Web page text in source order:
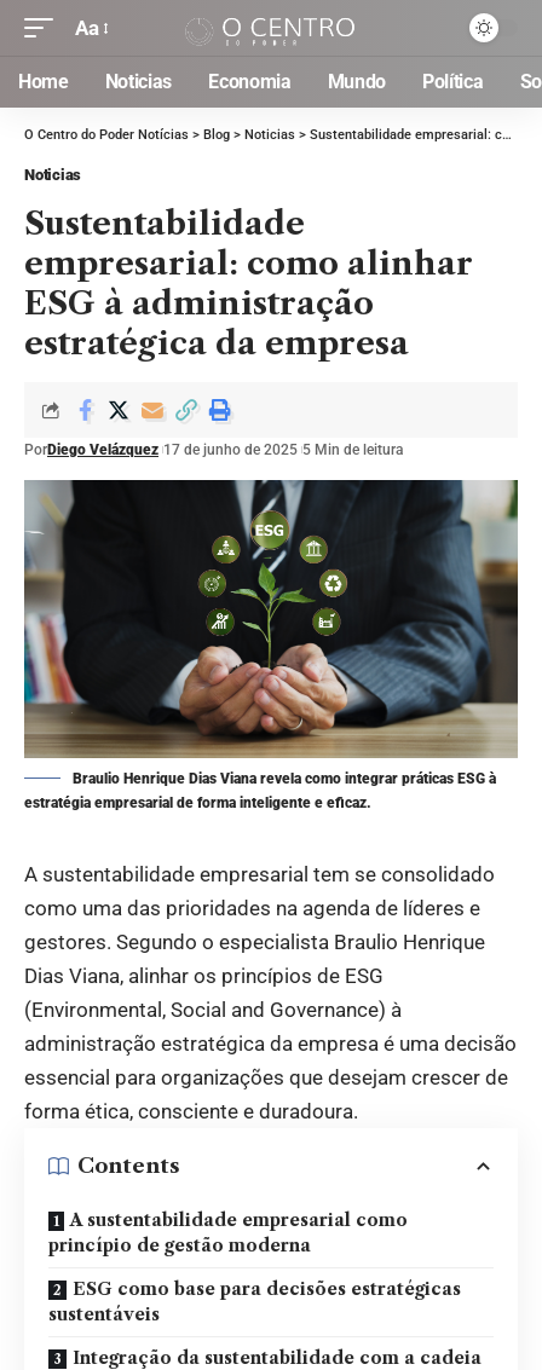
Aa
Home Noticias Economia Mundo Política
O Centro do Poder Notícias > Blog > Noticias > Sustentabilidade empresarial: como alinhar ESG à administração estratégica da empresa
Noticias
Sustentabilidade
empresarial: como alinhar
ESG à administração
estratégica da empresa
PorDiego Velázquez 17 de junho de 2025 5 Min de leitura
Braulio Henrique Dias Viana revela como integrar práticas ESG à
estratégia empresarial de forma inteligente e eficaz.
A sustentabilidade empresarial tem se consolidado
como uma das prioridades na agenda de líderes e
gestores. Segundo o especialista Braulio Henrique
Dias Viana, alinhar os princípios de ESG
(Environmental, Social and Governance) à
administração estratégica da empresa é uma decisão
essencial para organizações que desejam crescer de
forma ética, consciente e duradoura.
Contents
A sustentabilidade empresarial como
princípio de gestão moderna
ESG como base para decisões estratégicas
sustentáveis
Integração da sustentabilidade com a cadeia